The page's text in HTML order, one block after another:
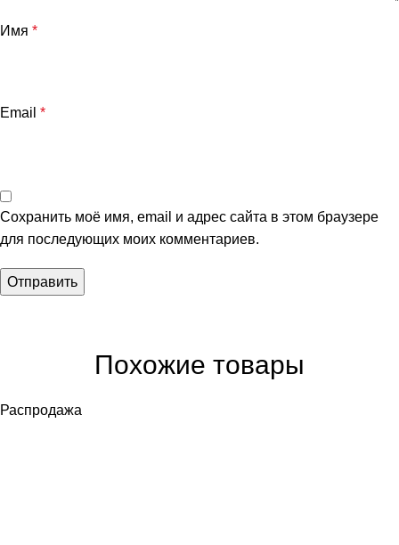
Имя *
Email *
Сохранить моё имя, email и адрес сайта в этом браузере
для последующих моих комментариев.
Похожие товары
Распродажа